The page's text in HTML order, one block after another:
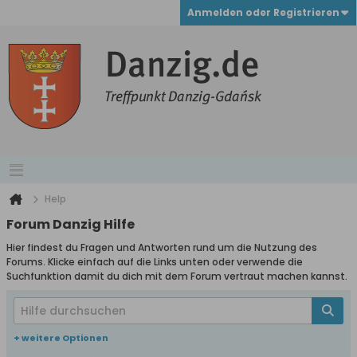
Anmelden oder Registrieren
Help
Forum Danzig Hilfe
Hier findest du Fragen und Antworten rund um die Nutzung des
Forums. Klicke einfach auf die Links unten oder verwende die
Suchfunktion damit du dich mit dem Forum vertraut machen kannst.
+ weitere Optionen